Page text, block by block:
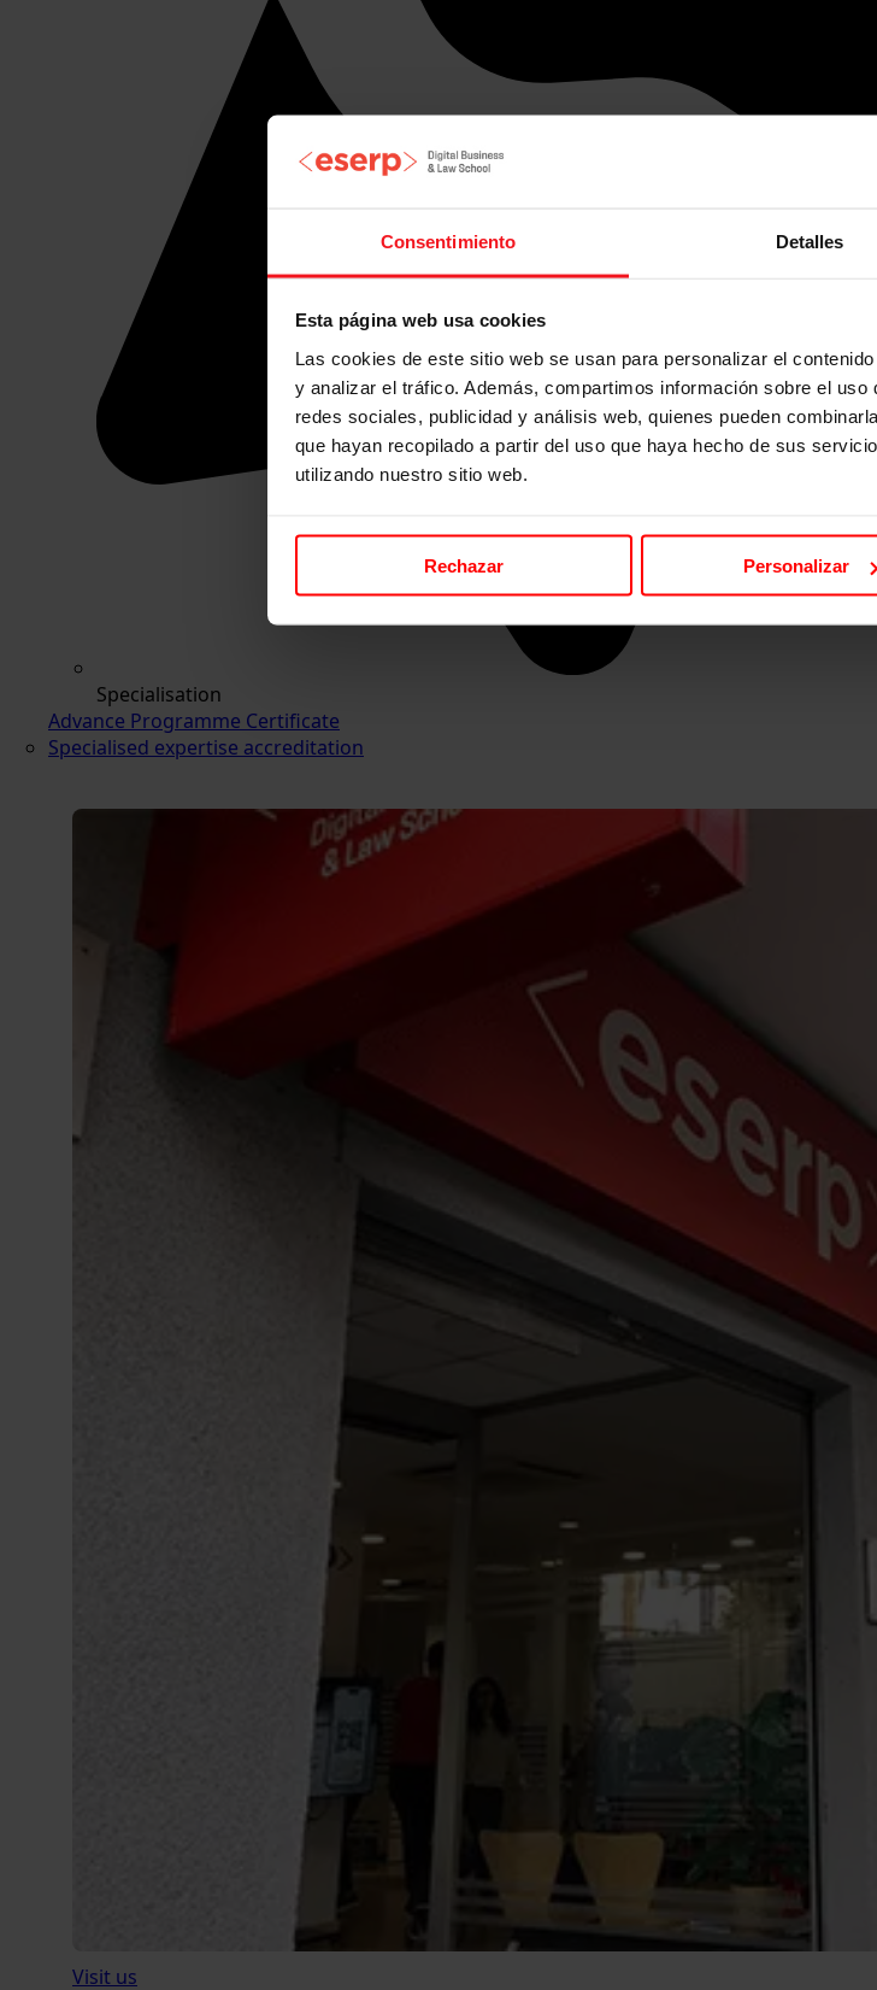
Consentimiento Detalles
Esta página web usa cookies
Las cookies de este sitio web se usan para personalizar el
y analizar el tráfico. Además, compartimos información sobre el
redes sociales, publicidad y análisis web, quienes pueden
que hayan recopilado a partir del uso que haya hecho de sus
utilizando nuestro sitio web.
Rechazar Personalizar
Specialisation
Advance Programme Certificate
Specialised expertise accreditation
Visit us